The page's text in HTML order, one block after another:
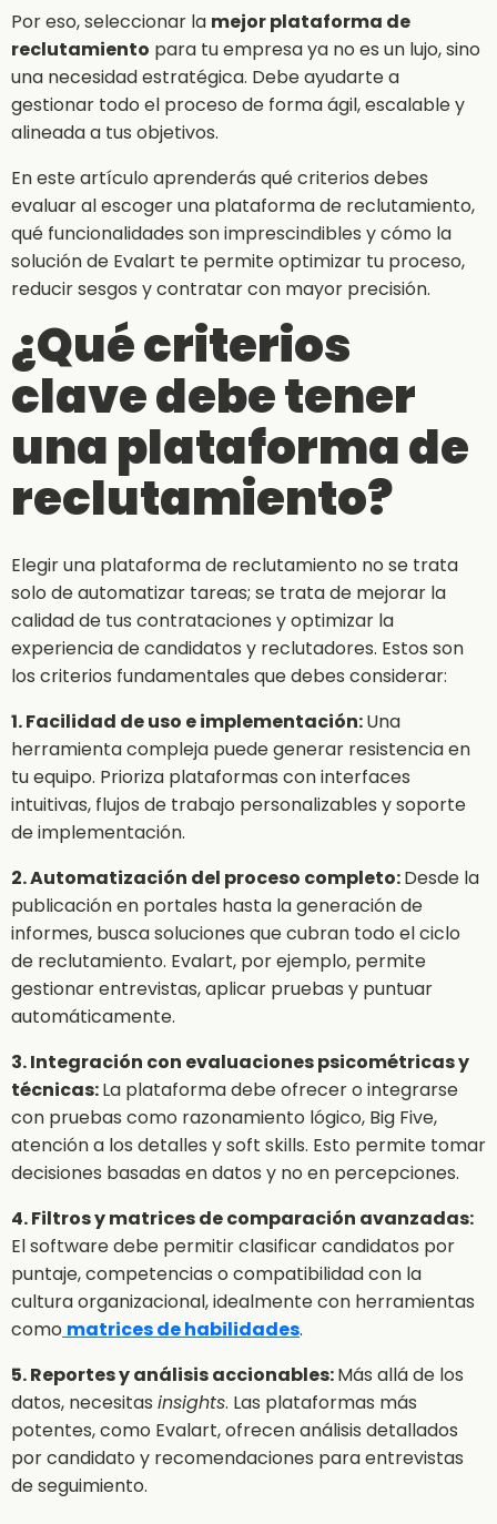
Por eso, seleccionar la mejor plataforma de
reclutamiento para tu empresa ya no es un lujo, sino
una necesidad estratégica. Debe ayudarte a
gestionar todo el proceso de forma ágil, escalable y
alineada a tus objetivos.
En este artículo aprenderás qué criterios debes
evaluar al escoger una plataforma de reclutamiento,
qué funcionalidades son imprescindibles y cómo la
solución de Evalart te permite optimizar tu proceso,
reducir sesgos y contratar con mayor precisión.
¿Qué criterios
clave debe tener
una plataforma de
reclutamiento?
Elegir una plataforma de reclutamiento no se trata
solo de automatizar tareas; se trata de mejorar la
calidad de tus contrataciones y optimizar la
experiencia de candidatos y reclutadores. Estos son
los criterios fundamentales que debes considerar:
1. Facilidad de uso e implementación:Una
herramienta compleja puede generar resistencia en
tu equipo. Prioriza plataformas con interfaces
intuitivas, flujos de trabajo personalizables y soporte
de implementación.
2. Automatización del proceso completo:Desde la
publicación en portales hasta la generación de
informes, busca soluciones que cubran todo el ciclo
de reclutamiento. Evalart, por ejemplo, permite
gestionar entrevistas, aplicar pruebas y puntuar
automáticamente.
3. Integración con evaluaciones psicométricas y
técnicas:La plataforma debe ofrecer o integrarse
con pruebas como razonamiento lógico, Big Five,
atención a los detalles y soft skills. Esto permite tomar
decisiones basadas en datos y no en percepciones.
4. Filtros y matrices de comparación avanzadas:
El software debe permitir clasificar candidatos por
puntaje, competencias o compatibilidad con la
cultura organizacional, idealmente con herramientas
como matrices de habilidades.
5. Reportes y análisis accionables:Más allá de los
datos, necesitas insights. Las plataformas más
potentes, como Evalart, ofrecen análisis detallados
por candidato y recomendaciones para entrevistas
de seguimiento.